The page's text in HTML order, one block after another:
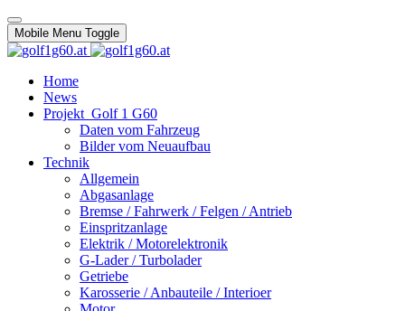
Mobile Menu Toggle
Home
News
Projekt_Golf 1 G60
Daten vom Fahrzeug
Bilder vom Neuaufbau
Technik
Allgemein
Abgasanlage
Bremse / Fahrwerk / Felgen / Antrieb
Einspritzanlage
Elektrik / Motorelektronik
G-Lader / Turbolader
Getriebe
Karosserie / Anbauteile / Interioer